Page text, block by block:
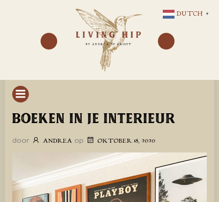
NAAR
DE
INHOUD
BOEKEN IN JE INTERIEUR
door ANDREA op OKTOBER 18, 2020
DUTCH ▼